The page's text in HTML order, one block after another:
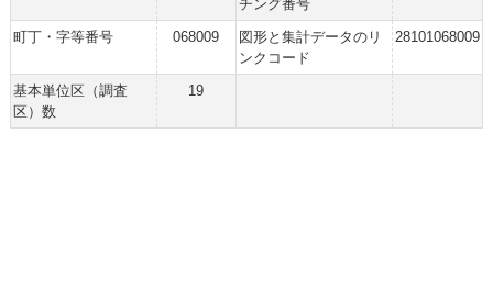
チング番号
町丁・字等番号 068009
図形と集計データのリ
ンクコード
28101068009
基本単位区（調査
区）数
19